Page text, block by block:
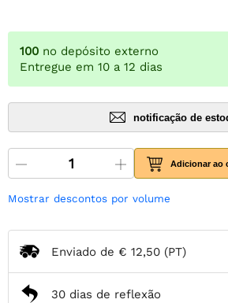
100 no depósito externo
Entregue em 10 a 12 dias
notificação de
Adicionar ao
Mostrar descontos por volume
Enviado de € 12,50 (PT)
30 dias de reflexão